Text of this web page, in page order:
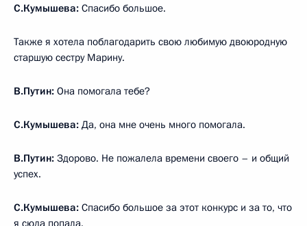
С.Кумышева: Спасибо большое.
Также я хотела поблагодарить свою любимую двоюродную
старшую сестру Марину.
В.Путин: Она помогала тебе?
С.Кумышева: Да, она мне очень много помогала.
В.Путин: Здорово. Не пожалела времени своего – и общий
успех.
С.Кумышева: Спасибо большое за этот конкурс и за то, что
я сюда попала.